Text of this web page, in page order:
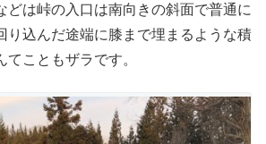
どは峠の入口は南向きの斜面で普通に
り込んだ途端に膝まで埋まるような積
こともザラです。